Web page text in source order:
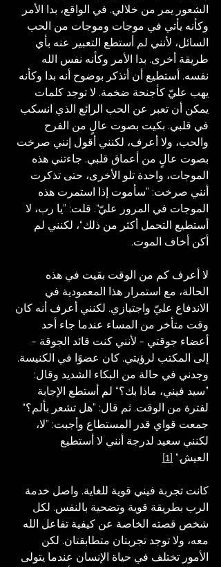
الشعور يمر من خلالي. في الواقع، بدا الأمر
وكأنه يأتي في موجات وموجات من الحب
السائل، لأنني لم أستطع التعبير عنه بأي
طريقة أخرى. بدا الأمر وكأنه نفس الله
نفسه. أستطيع أن أتذكر بوضوح أنه بدا وكأنه
يهب عليّ كأجنحة ضخمة. لا توجد كلمات
يمكن أن تعبر عن الحب الرائع الذي انسكب
في قلبي. بكيت بصوت عالٍ من الفرح
والحب، ولا أعرف، لكنني أقول إنني صرخت
بصوت عالٍ من أعماق قلبي. جاءتني هذه
الموجات، واحدة تلو الأخرى، حتى تذكرت
أنني صرخت: ”سأموت إذا استمرت هذه
الموجات في المرور عليّ“. قلت: ”يا رب، لا
أستطيع التحمل أكثر من ذلك“، لكنني لم
أكن أخاف الموت.
لا أعرف كم من الوقت بقيت في هذه
الحالة، مع استمرار هذا المعمودية في
الاندفاع عليّ واجتيازي. لكنني أعرف أنه كان
وقت متأخر من المساء عندما جاء أحد
أعضاء جوقتي - لأنني كنت قائد الجوقة -
إلى المكتب لرؤيتي. كان عضوًا في الكنيسة.
وجدني في حالة من البكاء الشديد وقال:
”سيد فيني، ماذا بك؟“ لم أستطع الإجابة
لفترة من الوقت. ثم قال: ”هل تشعر بألم؟“
جمعت قواي قدر المستطاع وأجبت: ”لا،
لكنني سعيد لدرجة أنني لا أستطيع
العيش.“ [1]
كانت تجربة فيني قوية للغاية. واصل خدمة
الرب بطريقة قوية وتضحية بالنفس. لكل
شخص قصته الخاصة عن كيفية تفاعل الله
معه، ولا توجد تجربتان متطابقتان. لكن
الأمور تختلف في حياة الإنسان عندما يتولى